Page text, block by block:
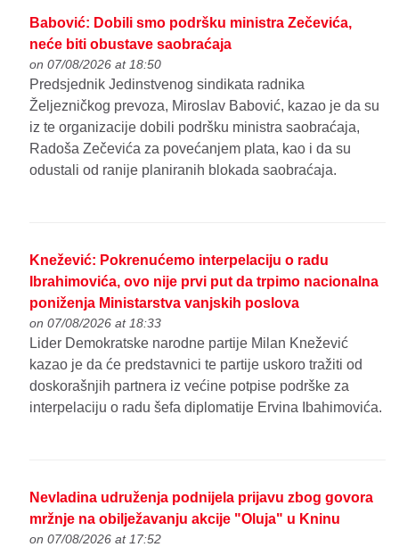
Babović: Dobili smo podršku ministra Zečevića,
neće biti obustave saobraćaja
on 07/08/2026 at 18:50
Predsjednik Jedinstvenog sindikata radnika
Željezničkog prevoza, Miroslav Babović, kazao je da su
iz te organizacije dobili podršku ministra saobraćaja,
Radoša Zečevića za povećanjem plata, kao i da su
odustali od ranije planiranih blokada saobraćaja.
Knežević: Pokrenućemo interpelaciju o radu
Ibrahimovića, ovo nije prvi put da trpimo nacionalna
poniženja Ministarstva vanjskih poslova
on 07/08/2026 at 18:33
Lider Demokratske narodne partije Milan Knežević
kazao je da će predstavnici te partije uskoro tražiti od
doskorašnjih partnera iz većine potpise podrške za
interpelaciju o radu šefa diplomatije Ervina Ibahimovića.
Nevladina udruženja podnijela prijavu zbog govora
mržnje na obilježavanju akcije "Oluja" u Kninu
on 07/08/2026 at 17:52